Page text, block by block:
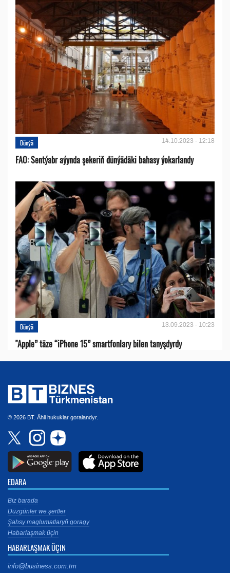
Dünýä 14.10.2023 - 12:18
FAO: Sentýabr aýynda şekeriň dünýädäki bahasy ýokarlandy
Dünýä 13.09.2023 - 10:23
"Apple” täze “iPhone 15” smartfonlary bilen tanyşdyrdy
© 2026 BT. Ähli hukuklar goralandyr.
EDARA
Biz barada
Düzgünler we şertler
Şahsy maglumatlaryň goragy
Habarlaşmak üçin
HABARLAŞMAK ÜÇIN
info@business.com.tm